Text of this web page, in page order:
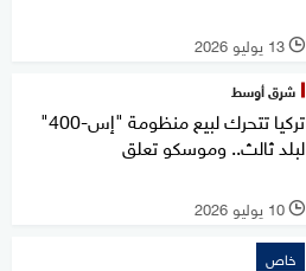
l 13 يوليو 2026
شرق أوسط
تركيا تتحرك لبيع منظومة "إس-400"
لبلد ثالث.. وموسكو تعلق
l 10 يوليو 2026
خاص